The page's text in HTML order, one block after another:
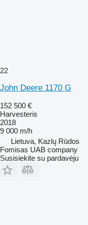
22
John Deere 1170 G
152 500 €
Harvesteris
2018
9 000 m/h
Lietuva, Kazlų Rūdos
Fomisas UAB company
Susisiekite su pardavėju